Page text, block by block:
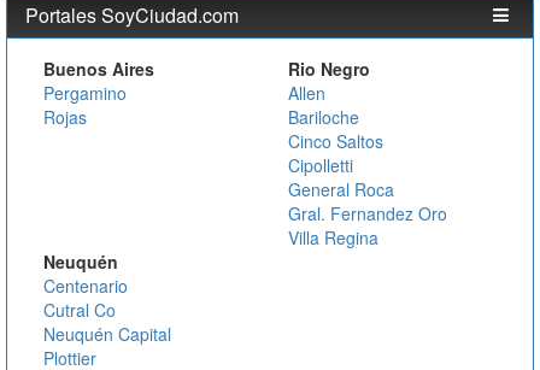
Portales SoyCiudad.com
Buenos Aires
Pergamino
Rojas
Rio Negro
Allen
Bariloche
Cinco Saltos
Cipolletti
General Roca
Gral. Fernandez Oro
Villa Regina
Neuquén
Centenario
Cutral Co
Neuquén Capital
Plottier